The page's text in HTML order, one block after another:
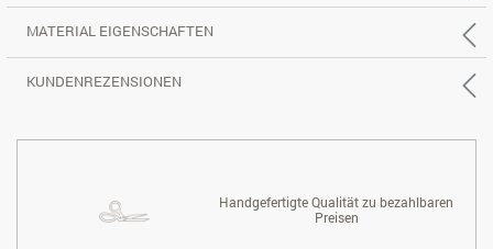
MATERIAL EIGENSCHAFTEN
KUNDENREZENSIONEN
Handgefertigte Qualität zu bezahlbaren
Preisen